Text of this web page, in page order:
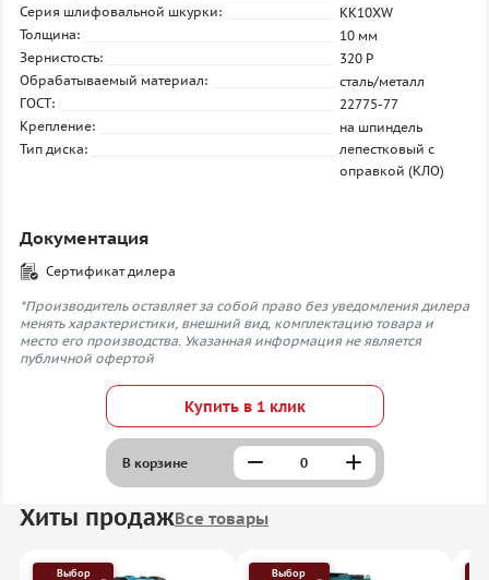
Серия шлифовальной шкурки:
KK10XW
Толщина:
10 мм
Зернистость:
320 P
Обрабатываемый материал:
сталь/металл
ГОСТ:
22775-77
Крепление:
на шпиндель
Тип диска:
лепестковый с
оправкой (КЛО)
Документация
Сертификат дилера
*Производитель оставляет за собой право без уведомления дилера
менять характеристики, внешний вид, комплектацию товара и
место его производства. Указанная информация не является
публичной офертой
Купить в 1 клик
В корзине
Хиты продажВсе товары
Выбор
Выбор